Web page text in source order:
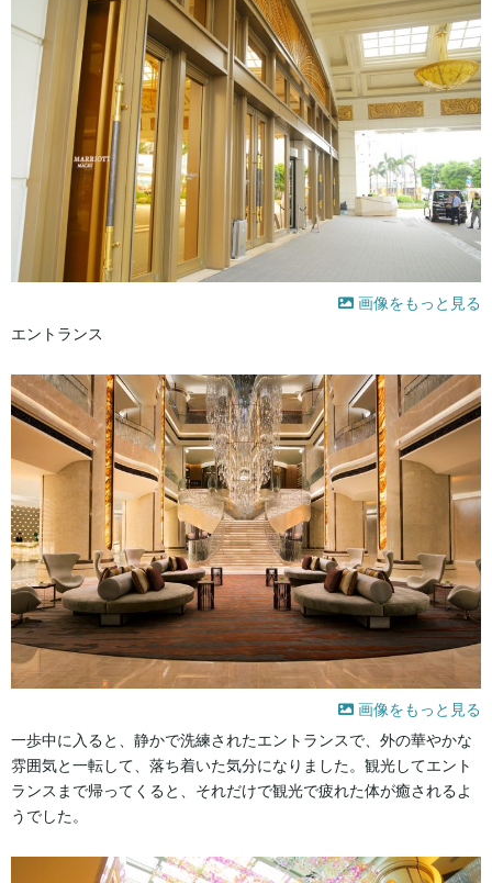
画像をもっと見る
エントランス
画像をもっと見る
一歩中に入ると、静かで洗練されたエントランスで、外の華やかな
雰囲気と一転して、落ち着いた気分になりました。観光してエント
ランスまで帰ってくると、それだけで観光で疲れた体が癒されるよ
うでした。